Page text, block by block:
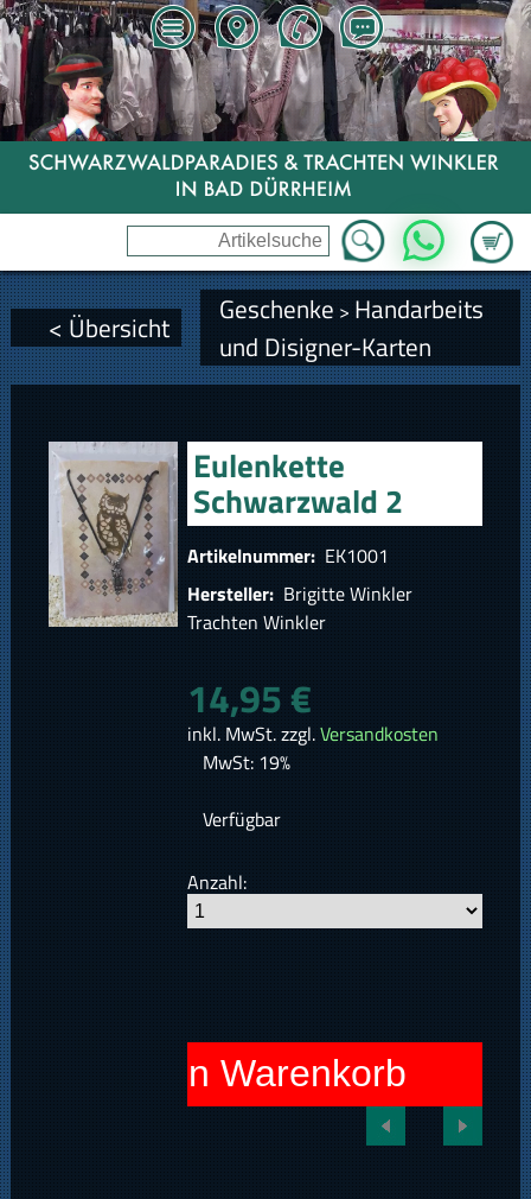
Zum
WhatsApp
< Übersicht Geschenke > Handarbeits
und Disigner-Karten
Eulenkette
Schwarzwald 2
Artikelnummer: EK1001
Hersteller: Brigitte Winkler
Trachten Winkler
14,95 €
inkl. MwSt. zzgl.Versandkosten
MwSt: 19%
Verfügbar
Anzahl:
In den Warenkorb